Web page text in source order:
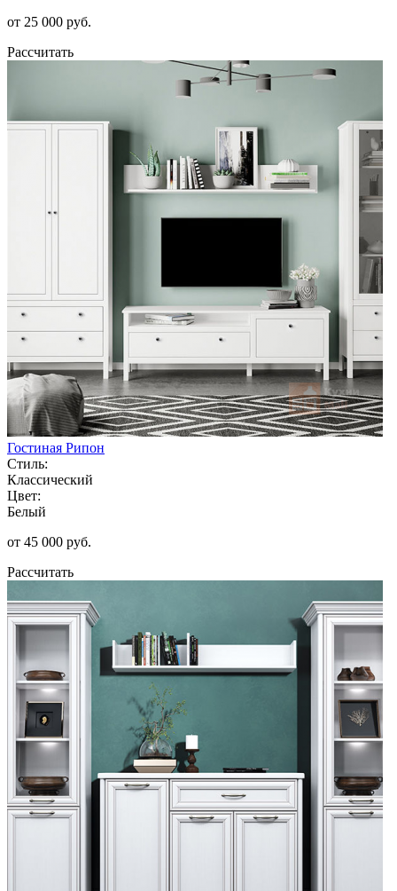
от 25 000 руб.
Рассчитать
Гостиная Рипон
Стиль:
Классический
Цвет:
Белый
от 45 000 руб.
Рассчитать